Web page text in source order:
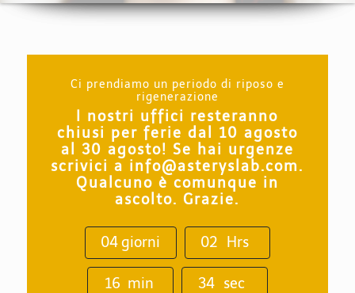
Ci prendiamo un periodo di riposo e
rigenerazione
I nostri uffici resteranno
chiusi per ferie dal 10 agosto
al 30 agosto! Se hai urgenze
scrivici a info@asteryslab.com.
Qualcuno è comunque in
ascolto. Grazie.
04giorni 02 Hrs
16 min 34 sec